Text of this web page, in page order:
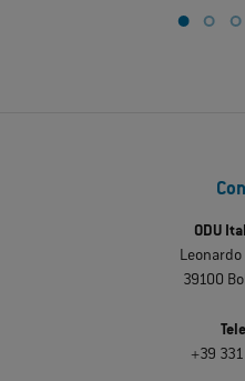
ODU
Leonardo
39100
+39